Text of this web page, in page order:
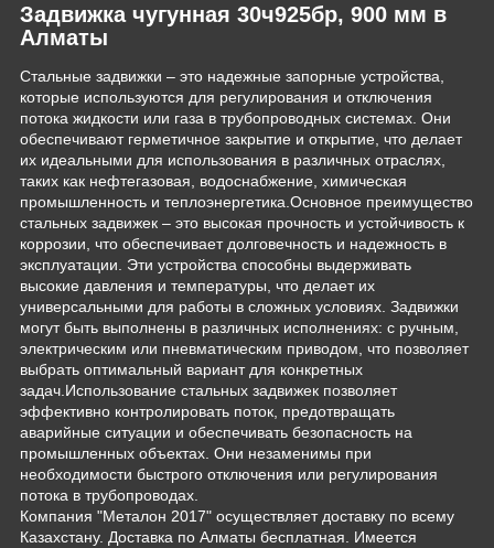
Задвижка чугунная 30ч925бр, 900 мм в
Алматы
Стальные задвижки – это надежные запорные устройства,
которые используются для регулирования и отключения
потока жидкости или газа в трубопроводных системах. Они
обеспечивают герметичное закрытие и открытие, что делает
их идеальными для использования в различных отраслях,
таких как нефтегазовая, водоснабжение, химическая
промышленность и теплоэнергетика.Основное преимущество
стальных задвижек – это высокая прочность и устойчивость к
коррозии, что обеспечивает долговечность и надежность в
эксплуатации. Эти устройства способны выдерживать
высокие давления и температуры, что делает их
универсальными для работы в сложных условиях. Задвижки
могут быть выполнены в различных исполнениях: с ручным,
электрическим или пневматическим приводом, что позволяет
выбрать оптимальный вариант для конкретных
задач.Использование стальных задвижек позволяет
эффективно контролировать поток, предотвращать
аварийные ситуации и обеспечивать безопасность на
промышленных объектах. Они незаменимы при
необходимости быстрого отключения или регулирования
потока в трубопроводах.
Компания "Металон 2017" осуществляет доставку по всему
Казахстану. Доставка по Алматы бесплатная. Имеется